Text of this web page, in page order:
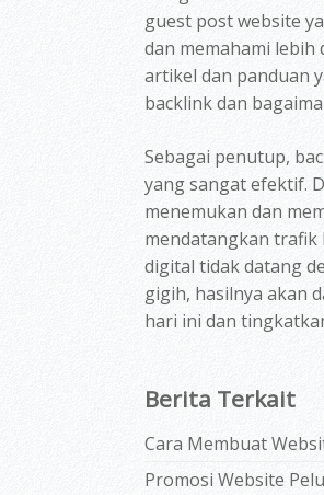
guest post website
dan memahami lebih
artikel dan panduan
backlink dan
Sebagai penutup,
yang sangat efektif.
menemukan dan
mendatangkan trafik
digital tidak datang
gigih, hasilnya akan
hari ini dan
Berita Terkait
Cara Membuat
Promosi Website